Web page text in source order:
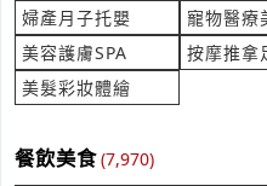
測量大地高程 有此需求 請協助
產業:測量檢測儀器製造代理
來自:許OO建OO事OO 詢價
時間:08/07 10:36
詢價 沙包袋用布
婦產月子托嬰 寵物醫療
美容護膚SPA
按摩推拿
美髮彩妝體繪
餐飲美食(7,970)